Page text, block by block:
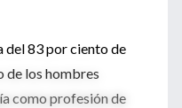
del 83 por ciento de
de los hombres
como profesión de